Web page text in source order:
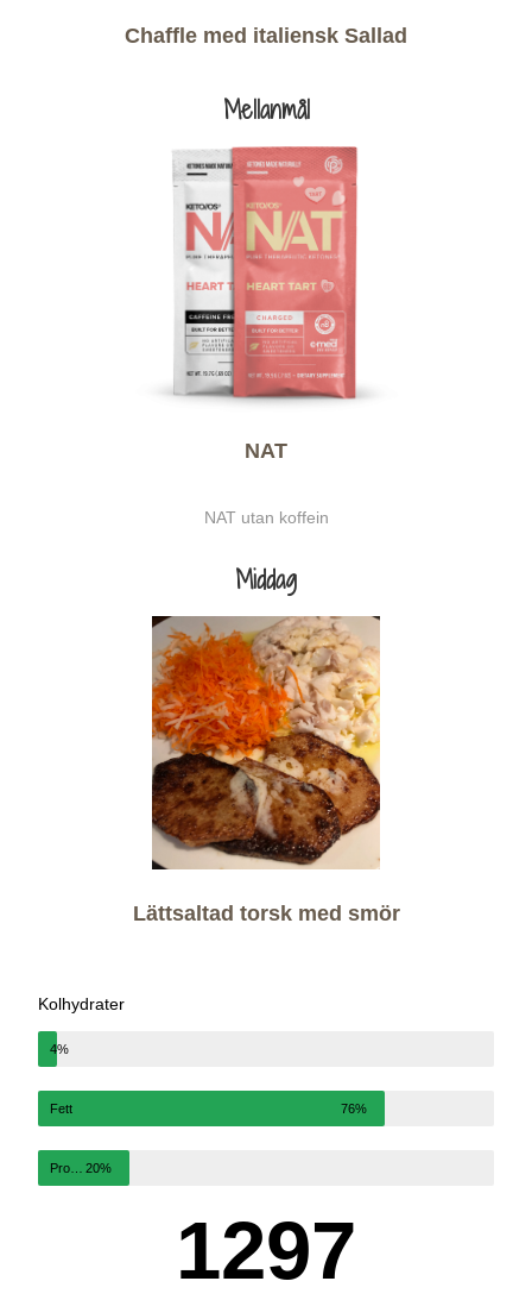
Chaffle med italiensk Sallad
Mellanmål
NAT
NAT utan koffein
Middag
Lättsaltad torsk med smör
Kolhydrater
4%
Fett 76%
20%
1297